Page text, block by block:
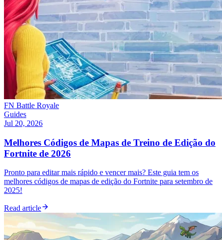
FN Battle Royale
Guides
Jul 20, 2026
Melhores Códigos de Mapas de Treino de Edição do
Fortnite de 2026
Pronto para editar mais rápido e vencer mais? Este guia tem os
melhores códigos de mapas de edição do Fortnite para setembro de
2025!
Read article